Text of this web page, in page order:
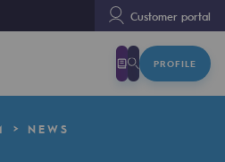
Customer portal
PROFILE
NEWS